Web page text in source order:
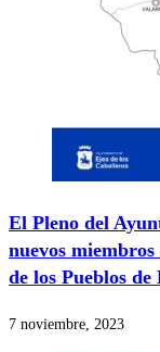
El Pleno del
nuevos
de los Pueblos de
7 noviembre, 2023